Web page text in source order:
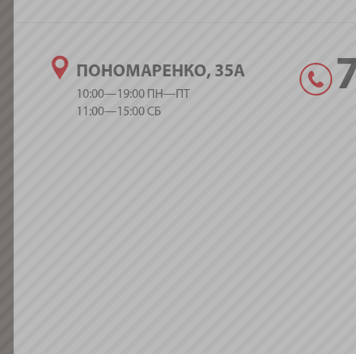
ПОНОМАРЕНКО, 35А
10:00—19:00 ПН—ПТ
11:00—15:00 СБ